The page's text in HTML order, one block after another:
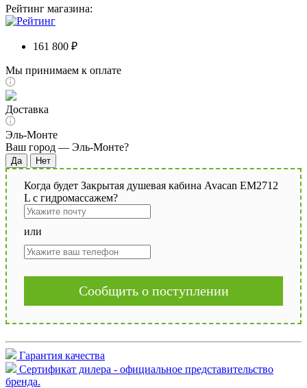
Рейтинг магазина:
161 800 ₽
Мы принимаем к оплате
Доставка
Эль-Монте
Ваш город — Эль-Монте?
Когда будет Закрытая душевая кабина Avacan EM2712
L с гидромассажем?
или
Сообщить о поступлении
Гарантия качества
Сертификат дилера - официальное представительство
бренда.